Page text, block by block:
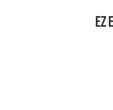
Ez